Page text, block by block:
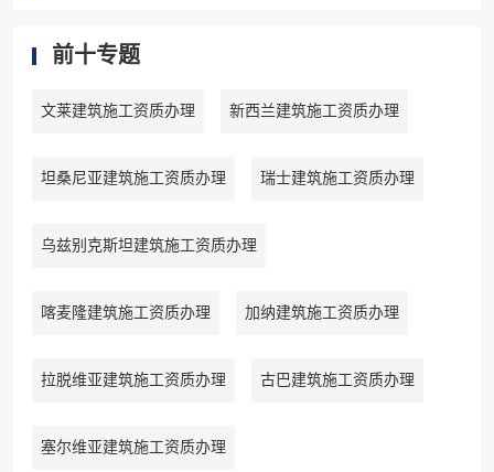
前十专题
文莱建筑施工资质办理 新西兰建筑施工资质办理
坦桑尼亚建筑施工资质办理 瑞士建筑施工资质办理
乌兹别克斯坦建筑施工资质办理
喀麦隆建筑施工资质办理 加纳建筑施工资质办理
拉脱维亚建筑施工资质办理 古巴建筑施工资质办理
塞尔维亚建筑施工资质办理